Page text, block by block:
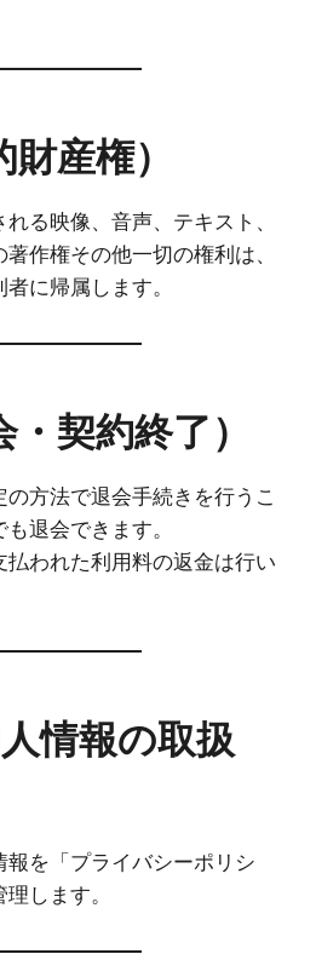
産権）
る映像、音声、テキスト、
作権その他一切の権利は、
に帰属します。
契約終了）
方法で退会手続きを行うこ
退会できます。
払われた利用料の返金は行い
情報の取扱
報を「プライバシーポリシ
します。